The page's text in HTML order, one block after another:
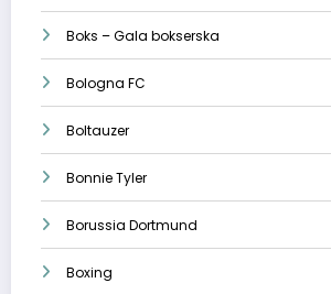
Boks – Gala bokserska
Bologna FC
Boltauzer
Bonnie Tyler
Borussia Dortmund
Boxing